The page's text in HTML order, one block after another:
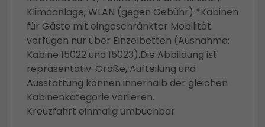
Klimaanlage, WLAN (gegen Gebühr) *Kabinen
für Gäste mit eingeschränkter Mobilität
verfügen nur über Einzelbetten (Ausnahme:
Kabine 15022 und 15023).Die Abbildung ist
repräsentativ. Größe, Aufteilung und
Ausstattung können innerhalb der gleichen
Kabinenkategorie variieren.
Kreuzfahrt einmalig umbuchbar